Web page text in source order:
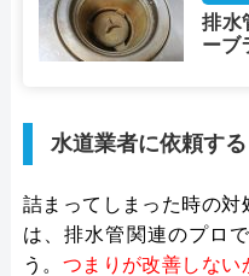
排水
ーブ
水道業者に依頼する
詰まってしまった時の対
は、排水管関連のプロ
う。 つまりが改善しない